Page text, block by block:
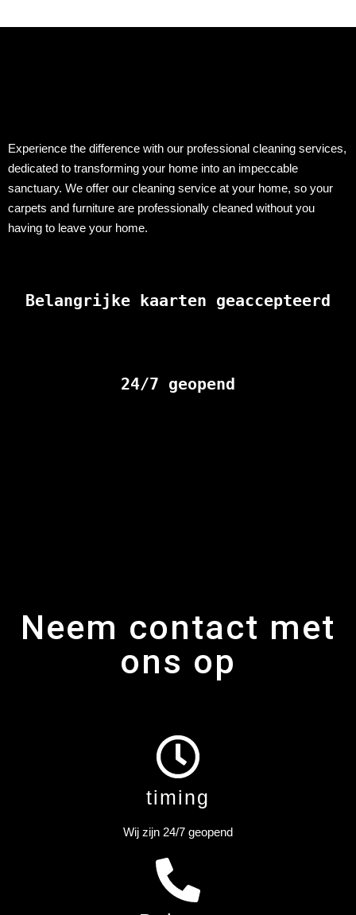
Experience the difference with our professional cleaning services,
dedicated to transforming your home into an impeccable
sanctuary. We offer our cleaning service at your home, so your
carpets and furniture are professionally cleaned without you
having to leave your home.
Belangrijke kaarten geaccepteerd
24/7 geopend
Neem contact met
ons op
timing
Wij zijn 24/7 geopend